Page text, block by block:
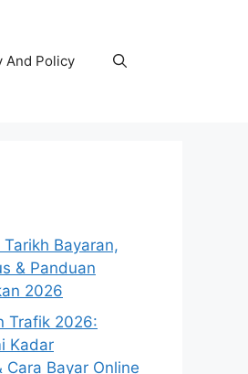
And Policy
Bayaran,
& Panduan
2026
Trafik 2026:
Kadar
Cara Bayar Online